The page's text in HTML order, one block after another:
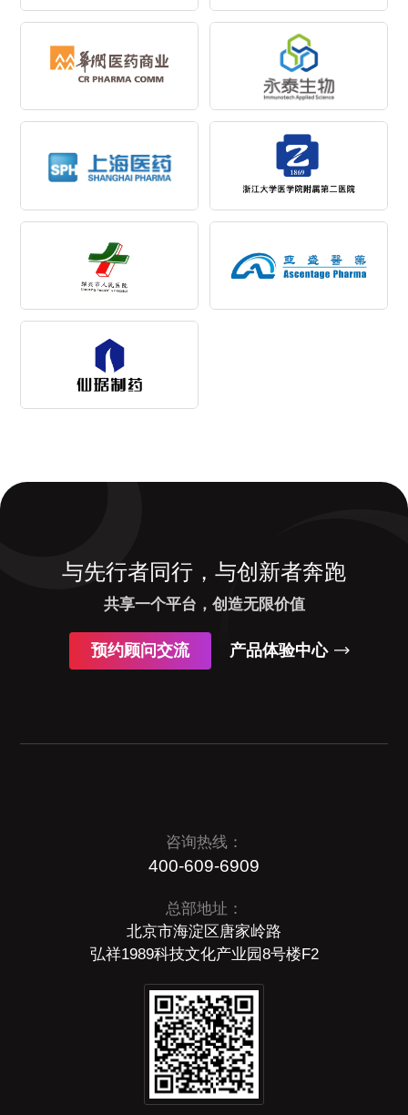
与先行者同行，与创新者奔跑
共享一个平台，创造无限价值
预约顾问交流 产品体验中心
咨询热线：
400-609-6909
总部地址：
北京市海淀区唐家岭路
弘祥1989科技文化产业园8号楼F2